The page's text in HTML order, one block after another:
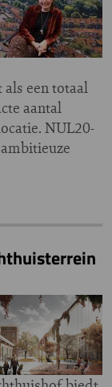
als een totaal
aantal
NUL20-